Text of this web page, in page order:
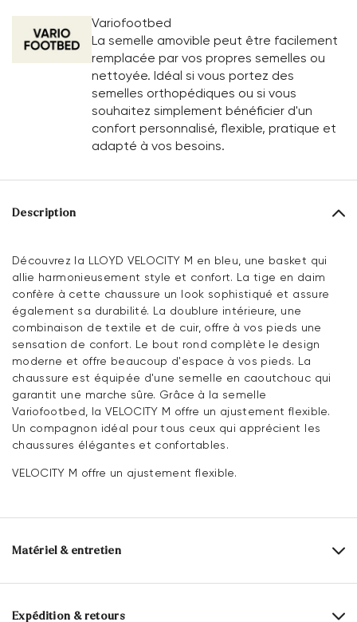
Variofootbed
La semelle amovible peut être facilement
remplacée par vos propres semelles ou
nettoyée. Idéal si vous portez des
semelles orthopédiques ou si vous
souhaitez simplement bénéficier d'un
confort personnalisé, flexible, pratique et
adapté à vos besoins.
Description
Découvrez la LLOYD VELOCITY M en bleu, une basket qui
allie harmonieusement style et confort. La tige en daim
confère à cette chaussure un look sophistiqué et assure
également sa durabilité. La doublure intérieure, une
combinaison de textile et de cuir, offre à vos pieds une
sensation de confort. Le bout rond complète le design
moderne et offre beaucoup d'espace à vos pieds. La
chaussure est équipée d'une semelle en caoutchouc qui
garantit une marche sûre. Grâce à la semelle
Variofootbed, la VELOCITY M offre un ajustement flexible.
Un compagnon idéal pour tous ceux qui apprécient les
chaussures élégantes et confortables.
VELOCITY M offre un ajustement flexible.
Matériel & entretien
Taille de production:
Les grands noms de
Expédition & retours